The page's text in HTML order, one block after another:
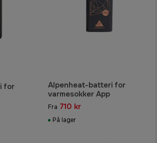
for
Alpenheat-batteri for
varmesokker App
Fra 710 kr
På lager